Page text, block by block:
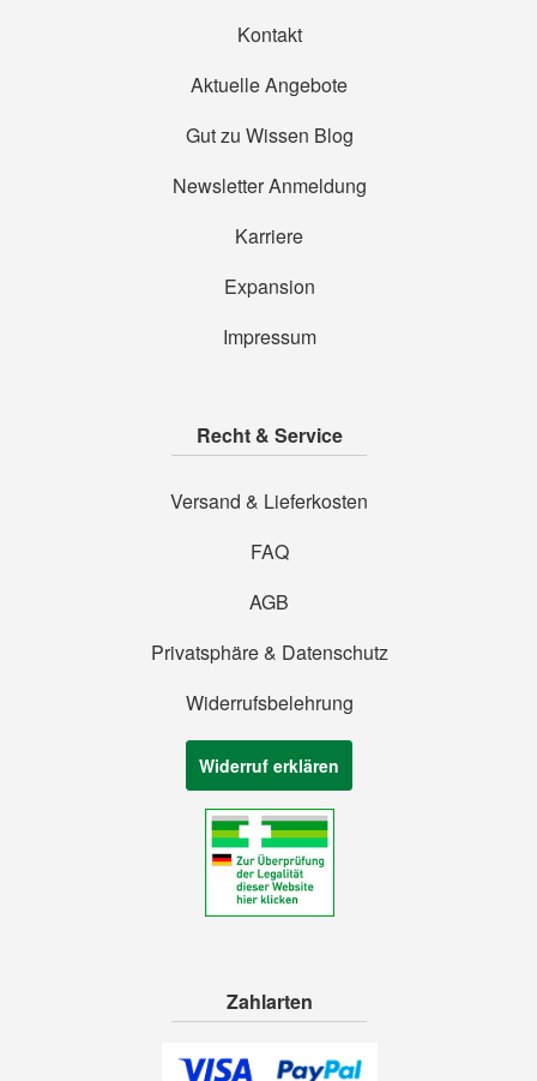
Kontakt
Aktuelle Angebote
Gut zu Wissen Blog
Newsletter Anmeldung
Karriere
Expansion
Impressum
Recht & Service
Versand & Lieferkosten
FAQ
AGB
Privatsphäre & Datenschutz
Widerrufsbelehrung
Widerruf erklären
Zahlarten